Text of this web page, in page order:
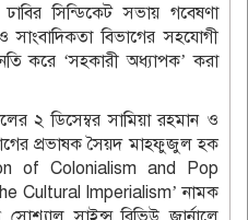
সিন্ডিকেট সভায় গবেষণা
বিভাগের সহযোগী
করে ‘সহকারী অধ্যাপক’ করা
২ ডিসেম্বর সামিয়া রহমান ও
প্রভাষক সৈয়দ মাহফুজুল হক
of Colonialism and Pop
Cultural Imperialism’ নামক